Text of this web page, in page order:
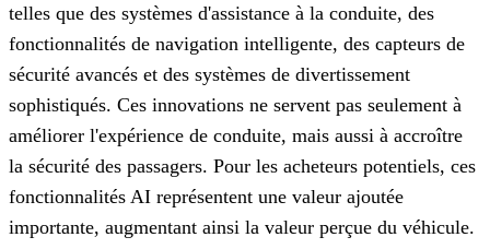
telles que des systèmes d'assistance à la conduite, des
fonctionnalités de navigation intelligente, des capteurs de
sécurité avancés et des systèmes de divertissement
sophistiqués. Ces innovations ne servent pas seulement à
améliorer l'expérience de conduite, mais aussi à accroître
la sécurité des passagers. Pour les acheteurs potentiels, ces
fonctionnalités AI représentent une valeur ajoutée
importante, augmentant ainsi la valeur perçue du véhicule.